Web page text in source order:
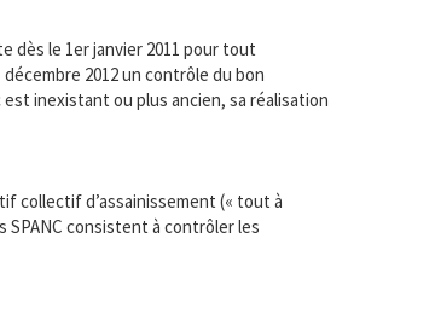
dès le 1er janvier 2011 pour tout
2012 un contrôle du bon
inexistant ou plus ancien, sa réalisation
collectif d’assainissement (« tout à
SPANC consistent à contrôler les